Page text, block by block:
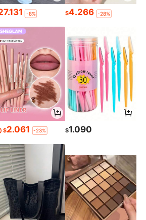
-8% $4.266 -28%
$2.061 -23% $1.090